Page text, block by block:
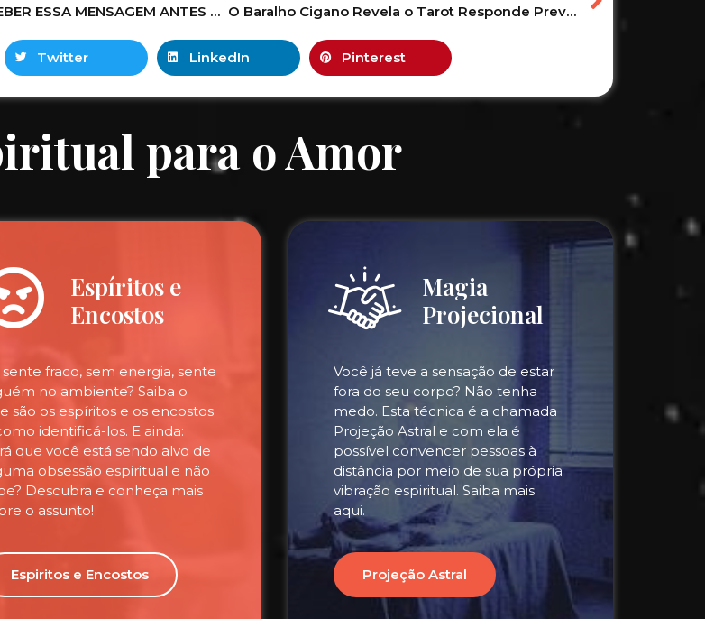
VC PRECISA RECEBER ESSA MENSAGEM ANTES DO DIA 21! TUDO PODE MUDAR DE UMA HORA PARA OUTRA! O Baralho Cigano Revela o Tarot Responde Previsões Assertivas pra você! #tarot #tarotonline #taro 53
Twitter LinkedIn Pinterest
para o Amor
Espíritos e
Encostos
sente fraco, sem energia, sente
no ambiente? Saiba o
são os espíritos e os encostos
identificá-los. E ainda:
que você está sendo alvo de
obsessão espiritual e não
Descubra e conheça mais
o assunto!
Espiritos e Encostos
Magia
Projecional
Você já teve a sensação de estar
fora do seu corpo? Não tenha
medo. Esta técnica é a chamada
Projeção Astral e com ela é
possível convencer pessoas à
distância por meio de sua própria
vibração espiritual. Saiba mais
aqui.
Projeção Astral